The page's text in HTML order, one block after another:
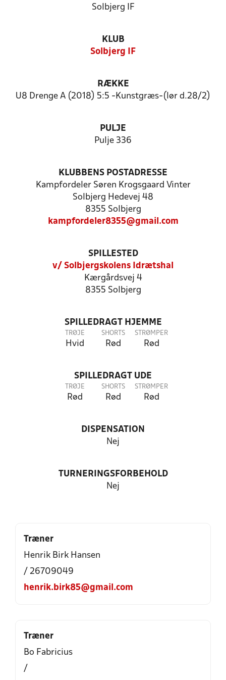
Solbjerg IF
KLUB
Solbjerg IF
RÆKKE
U8 Drenge A (2018) 5:5 -Kunstgræs-(lør d.28/2)
PULJE
Pulje 336
KLUBBENS POSTADRESSE
Kampfordeler Søren Krogsgaard Vinter
Solbjerg Hedevej 48
8355 Solbjerg
kampfordeler8355@gmail.com
SPILLESTED
v/ Solbjergskolens Idrætshal
Kærgårdsvej 4
8355 Solbjerg
SPILLEDRAGT HJEMME
TRØJE
Hvid
SHORTS
Rød
STRØMPER
Rød
SPILLEDRAGT UDE
TRØJE
Rød
SHORTS
Rød
STRØMPER
Rød
DISPENSATION
Nej
TURNERINGSFORBEHOLD
Nej
Træner
Henrik Birk Hansen
/ 26709049
henrik.birk85@gmail.com
Træner
Bo Fabricius
/